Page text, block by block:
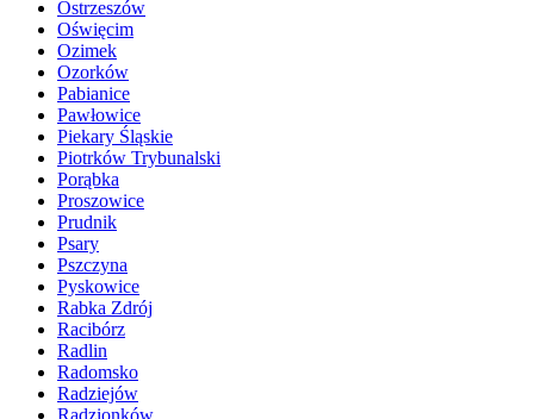
Ostrzeszów
Oświęcim
Ozimek
Ozorków
Pabianice
Pawłowice
Piekary Śląskie
Piotrków Trybunalski
Porąbka
Proszowice
Prudnik
Psary
Pszczyna
Pyskowice
Rabka Zdrój
Racibórz
Radlin
Radomsko
Radziejów
Radzionków